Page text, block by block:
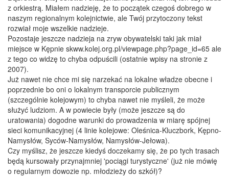
z orkiestrą. Miałem nadzieję, że to początek czegoś dobrego w
naszym regionalnym kolejnictwie, ale Twój przytoczony tekst
rozwiał moje wszelkie nadzieje.
Pozostaje jeszcze nadzieja na zryw obywatelski taki jak miał
miejsce w Kępnie skww.kolej.org.pl/viewpage.php?page_id=65 ale
z tego co widzę to chyba odpuścili (ostatnie wpisy na stronie z
2007).
Już nawet nie chce mi się narzekać na lokalne władze obecne i
poprzednie bo oni o lokalnym transporcie publicznym
(szczególnie kolejowym) to chyba nawet nie myśleli, że może
służyć ludziom. A w powiecie były (może jeszcze są do
uratowania) dogodne warunki do prowadzenia w miarę spójnej
sieci komunikacyjnej (4 linie kolejowe: Oleśnica-Kluczbork, Kępno-
Namysłów, Syców-Namysłów, Namysłów-Jełowa).
Czy myślisz, że jeszcze kiedyś doczekamy się, że po tych trasach
będą kursowały przynajmniej 'pociągi turystyczne' (już nie mówię
o regularnym dowozie np. młodzieży do szkół)?